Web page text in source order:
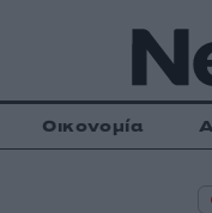
Οικονομία